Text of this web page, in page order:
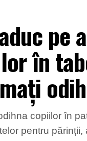
pe
în
copiilor în
pentru